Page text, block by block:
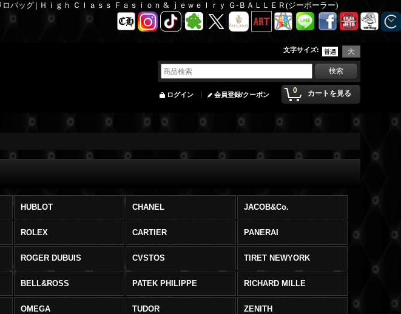
バッグ | Ｈｉｇｈ Ｃｌａｓｓ Ｆａｓｉｏｎ & ｊｅｗｅｌｒｙ Ｇ-ＢＡＬＬＥＲ(ジーボーラー)
文字サイズ:
0 カートを見る
ログイン 会員登録/クーポン
HUBLOT CHANEL JACOB&Co.
ROLEX CARTIER PANERAI
ROGER DUBUIS CVSTOS TIRET NEWYORK
BELL&ROSS PATEK PHILIPPE RICHARD MILLE
OMEGA TUDOR ZENITH